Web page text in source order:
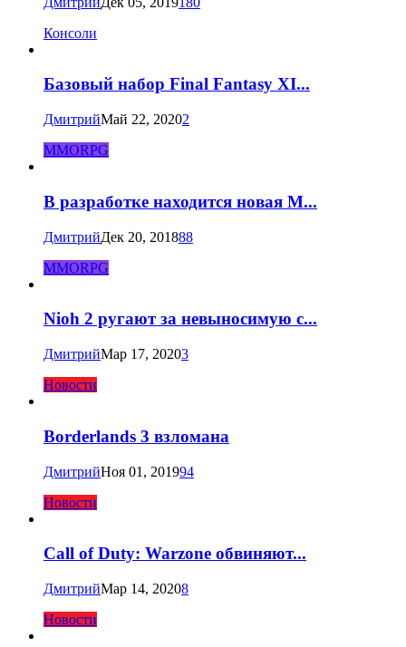
Консоли
Базовый набор Final Fantasy XI...
ДмитрийМай 22, 20202
MMORPG
В разработке находится новая M...
ДмитрийДек 20, 201888
MMORPG
Nioh 2 ругают за невыносимую с...
ДмитрийМар 17, 20203
Новости
Borderlands 3 взломана
ДмитрийНоя 01, 201994
Новости
Call of Duty: Warzone обвиняют...
ДмитрийМар 14, 20208
Новости